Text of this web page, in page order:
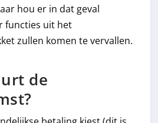
hou er in dat geval
functies uit het
zullen komen te vervallen.
de